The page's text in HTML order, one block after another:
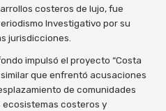
costeros de lujo, fue
Investigativo por su
jurisdicciones.
impulsó el proyecto “Costa
que enfrentó acusaciones
de comunidades
costeros y